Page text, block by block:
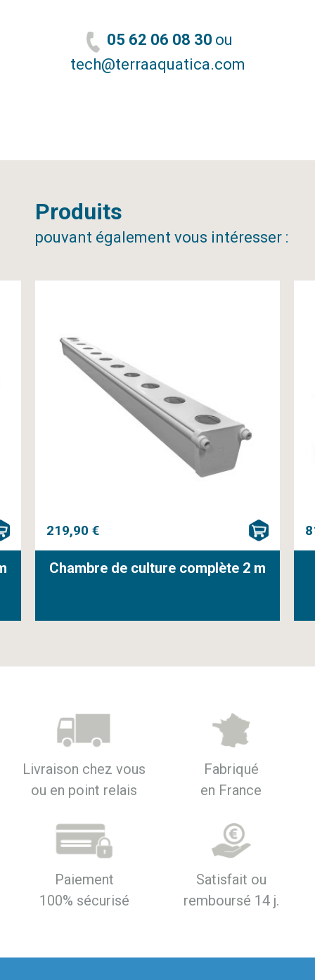
05 62 06 08 30 ou
tech@terraaquatica.com
Produits
pouvant également vous intéresser :
219,90 €
Chambre de culture complète 2 m
Livraison chez vous
ou en point relais
Fabriqué
en France
Paiement
100% sécurisé
Satisfait ou
remboursé 14 j.